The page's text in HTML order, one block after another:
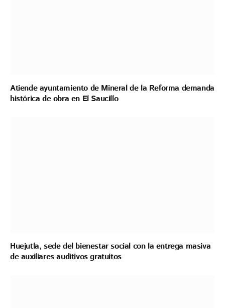
Atiende ayuntamiento de Mineral de la Reforma demanda
histórica de obra en El Saucillo
Huejutla, sede del bienestar social con la entrega masiva
de auxiliares auditivos gratuitos